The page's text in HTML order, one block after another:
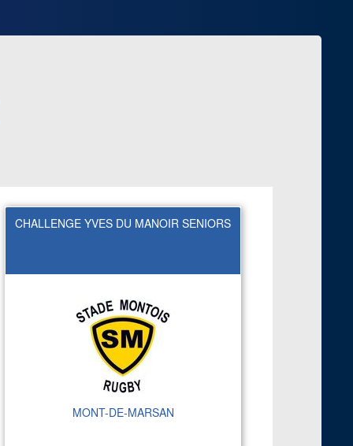
CHALLENGE YVES DU MANOIR SENIORS
MONT-DE-MARSAN